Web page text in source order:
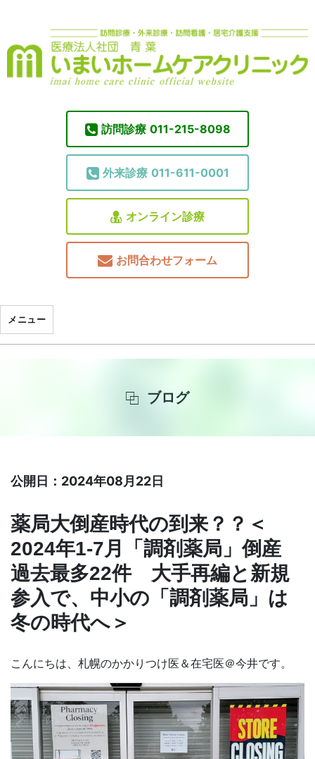
訪問診療 011-215-8098
外来診療 011-611-0001
オンライン診療
お問合わせフォーム
メニュー
ブログ
公開日：2024年08月22日
薬局大倒産時代の到来？？＜
2024年1-7月「調剤薬局」倒産
過去最多22件 大手再編と新規
参入で、中小の「調剤薬局」は
冬の時代へ＞
こんにちは、札幌のかかりつけ医＆在宅医＠今井です。